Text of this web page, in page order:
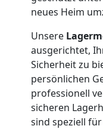
neues Heim
Unsere
ausgerichtet,
Sicherheit zu
persönlichen
professionell
sicheren
sind speziell
Full-
Service-
Umzug